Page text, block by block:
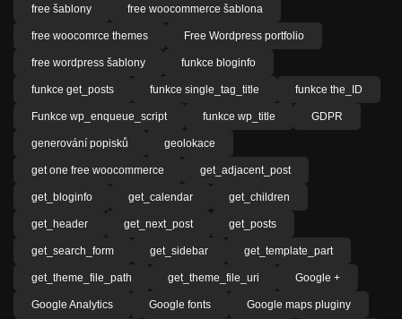
free šablony free woocommerce šablona
free woocomrce themes Free Wordpress portfolio
free wordpress šablony funkce bloginfo
funkce get_posts funkce single_tag_title funkce the_ID
Funkce wp_enqueue_script funkce wp_title GDPR
generování popisků geolokace
get one free woocommerce get_adjacent_post
get_bloginfo get_calendar get_children
get_header get_next_post get_posts
get_search_form get_sidebar get_template_part
get_theme_file_path get_theme_file_uri Google +
Google Analytics Google fonts Google maps pluginy